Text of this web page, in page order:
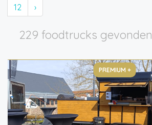
12
›
229 foodtrucks gevonden
PREMIUM +